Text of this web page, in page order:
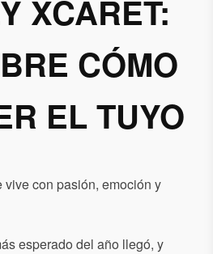
XCARET:
CÓMO
EL TUYO
vive con pasión, emoción y
esperado del año llegó, y